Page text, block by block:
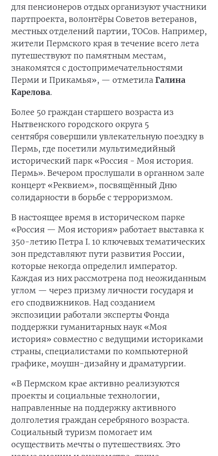
для пенсионеров отдых организуют участники
партпроекта, волонтёры Советов ветеранов,
местных отделений партии, ТОСов. Например,
жители Пермского края в течение всего лета
путешествуют по памятным местам,
знакомятся с достопримечательностями
Перми и Прикамья», — отметила Галина
Карелова.
Более 50 граждан старшего возраста из
Нытвенского городского округа 5
сентября совершили увлекательную поездку в
Пермь, где посетили мультимедийный
исторический парк «Россия - Моя история.
Пермь». Вечером прослушали в органном зале
концерт «Реквием», посвящённый Дню
солидарности в борьбе с терроризмом.
В настоящее время в историческом парке
«Россия — Моя история» работает выставка к
350-летию Петра I. 10 ключевых тематических
зон представляют пути развития России,
которые некогда определил император.
Каждая из них рассмотрена под неожиданным
углом — через призму личности государя и
его сподвижников. Над созданием
экспозиции работали эксперты Фонда
поддержки гуманитарных наук «Моя
история» совместно с ведущими историками
страны, специалистами по компьютерной
графике, моушн-дизайну и драматургии.
«В Пермском крае активно реализуются
проекты и социальные технологии,
направленные на поддержку активного
долголетия граждан серебряного возраста.
Социальный туризм помогает им
осуществить мечты о путешествиях. Это